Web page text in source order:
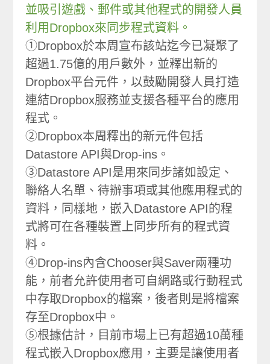
並吸引遊戲、郵件或其他程式的開發人員
利用Dropbox來同步程式資料。
①Dropbox於本周宣布該站迄今已凝聚了
超過1.75億的用戶數外，並釋出新的
Dropbox平台元件，以鼓勵開發人員打造
連結Dropbox服務並支援各種平台的應用
程式。
②Dropbox本周釋出的新元件包括
Datastore API與Drop-ins。
③Datastore API是用來同步諸如設定、
聯絡人名單、待辦事項或其他應用程式的
資料，同樣地，嵌入Datastore API的程
式將可在各種裝置上同步所有的程式資
料。
④Drop-ins內含Chooser與Saver兩種功
能，前者允許使用者可自網路或行動程式
中存取Dropbox的檔案，後者則是將檔案
存至Dropbox中。
⑤根據估計，目前市場上已有超過10萬種
程式嵌入Dropbox應用，主要是讓使用者